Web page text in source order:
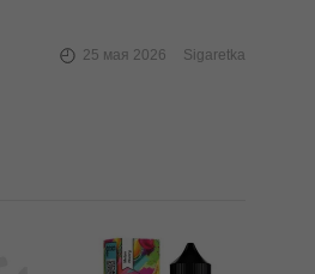
25 мая 2026 Sigaretka